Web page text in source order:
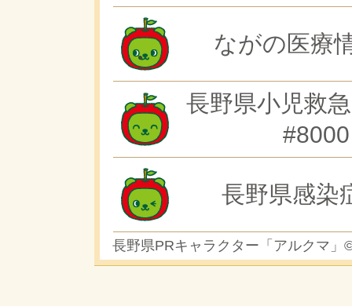
ながの医療
長野県小児救
#8000
長野県感染
長野県PRキャラクター「アルクマ」